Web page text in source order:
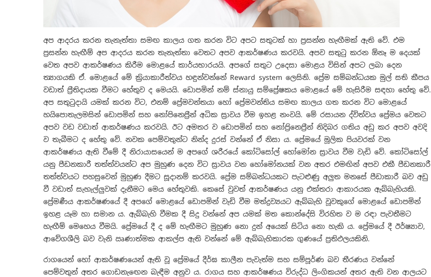
අප ආදරය කරන තැනැත්තා සමඟ කාලය ගත කරන විට අපට සතුටක් හා ප්‍රසන්න හැඟීමක් ඇති වේ. එම
ප්‍රසන්න හැඟීම් අප ආදරය කරන තැනැත්තා වෙතට අපව ආකර්ෂණය කරවයි. අපව සතුටු කරන ඕනෑ ම දෙයක්
වෙත අපව ආකර්ෂණය කිරීම මොළයේ කාර්යභාරයයි. අපගේ සතුට උදෙසා මොළය විසින් අපට ලබා දෙන
ත්‍යාගයකි ඒ. මොළයේ මේ ක්‍රියාකාරීත්වය හඳුන්වන්නේ Reward system ලෙසිනි. ප්‍රේම සම්බන්ධයක මුල් සති කීපය
වඩාත් ප්‍රීතිදායක වීමට හේතුව ද මෙයයි. ඩොපමින් නම් ස්නායු සම්ප්‍රේෂකය මොළයේ මේ හැසිරීම සඳහා හේතු වේ.
අප සතුටුදායි යමක් කරන විට, එනම් ප්‍රේමවන්තයා හෝ ප්‍රේමවන්තිය සමඟ කාලය ගත කරන විට මොළයේ
හයිපොතැලමසින් ඩොපමින් සහ නෝපිනෙප්‍රීන් අධික ස්‍රාවය වීම ඉහළ නංවයි. මේ රසායන ද්විත්වය ප්‍රේමය වෙතට
අපව වඩ වඩාත් ආකර්ෂණය කරවයි. ඊට අමතර ව ඩොපමින් සහ නෝප්‍රිනෙප්‍රීන් නිදිබර ගතිය අඩු කර අපව අවදි
ව තැබීමට ද හේතු වේ. නවක පෙම්වතුන්ට නින්ද දුරස් වන්නේ ඒ නිසා ය. ප්‍රේමයේ මූලික පියවරක් වන
ආකර්ෂණය ඇති වීමේ දී නිරායාසයෙන් ම අපගේ ශරීරයේ කෝටිසෝල් හෝමෝන ස්‍රාවය වීම වැඩි වේ. කෝටිසෝල්
යනු පීඩනකාරී තත්ත්වයන්ට අප මුහුණ දෙන විට ස්‍රාවය වන හෝමෝනයක් වන අතර එමඟින් අපව එකී පීඩනකාරී
තත්ත්වයට පහසුවෙන් මුහුණ දීමට සූදානම් කරවයි. ප්‍රේම සම්බන්ධයකට පැටළුණු අලුත මනසේ පීඩාකාරී බව අඩු
වී වඩාත් සැහැල්ලුවක් දැනීමට මෙය හේතුවකි. කෙසේ වුවත් ආකර්ෂණය යනු එක්තරා ආකාරයක ඇබ්බැහියකි.
ප්‍රේමණීය ආකර්ෂණයේ දී අපගේ මොළයේ ඩොපමින් වැඩි වීම මත්ද්‍රව්‍යයට ඇබ්බැහි වූවකුගේ මොළයේ ඩොපමින්
ඉහළ යෑම හා සමාන ය. ඇබ්බැහි වීමක දී සිදු වන්නේ අප යමක් මත කොන්දේසි විරහිත ව ම රඳා පැවතීමට
හැඟීම් මෙහෙය වීමයි. ප්‍රේමයේ දී ද මේ හැඟීමට මුහුණ නො දුන් අයෙක් සිටිය නො හැකි ය. ප්‍රේමයේ දී ඊර්ෂ්‍යාව,
ආවේගශීලි බව වැනි ඍණාත්මක ආකල්ප ඇති වන්නේ මේ ඇබ්බැහිකාරක ගුණයේ ප්‍රතිඵලයකිනි.
රාගයෙන් හෝ ආකර්ෂණයෙන් ඇති වූ ප්‍රේමයේ දීර්ඝ කාලීන පැවැත්ම සහ සම්පූර්ණ බව තීරණය වන්නේ
පෙම්වතුන් අතර ගොඩනැඟෙන බැඳීම අනුව ය. රාගය සහ ආකර්ෂණය විරුද්ධ ලිංගිකයන් අතර ඇති වන ආලයට